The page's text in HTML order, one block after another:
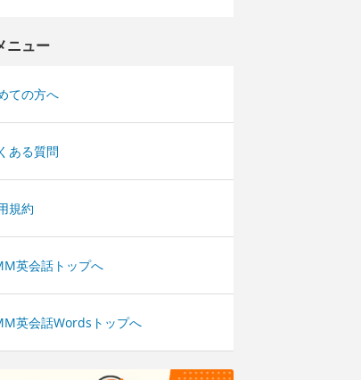
ニュー
ての方へ
ある質問
規約
英会話トップへ
英会話Wordsトップへ